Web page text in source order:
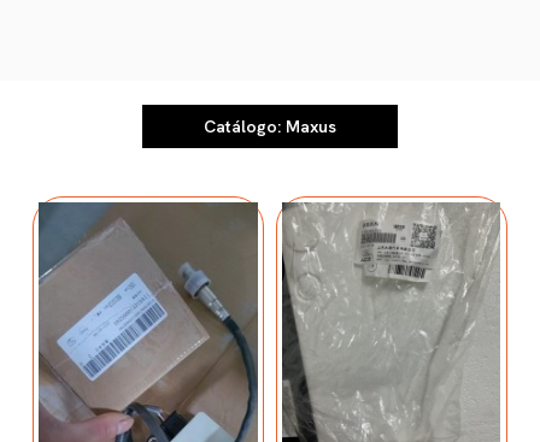
Catálogo: Maxus